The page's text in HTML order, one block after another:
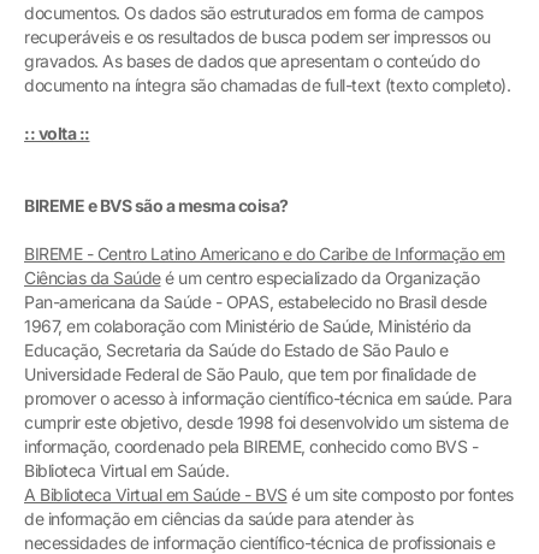
documentos. Os dados são estruturados em forma de campos
recuperáveis e os resultados de busca podem ser impressos ou
gravados. As bases de dados que apresentam o conteúdo do
documento na íntegra são chamadas de full-text (texto completo).
:: volta ::
BIREME e BVS são a mesma coisa?
BIREME - Centro Latino Americano e do Caribe de Informação em
Ciências da Saúdeé um centro especializado da Organização
Pan-americana da Saúde - OPAS, estabelecido no Brasil desde
1967, em colaboração com Ministério de Saúde, Ministério da
Educação, Secretaria da Saúde do Estado de São Paulo e
Universidade Federal de São Paulo, que tem por finalidade de
promover o acesso à informação científico-técnica em saúde. Para
cumprir este objetivo, desde 1998 foi desenvolvido um sistema de
informação, coordenado pela BIREME, conhecido como BVS -
Biblioteca Virtual em Saúde.
A Biblioteca Virtual em Saúde - BVS é um site composto por fontes
de informação em ciências da saúde para atender às
necessidades de informação científico-técnica de profissionais e